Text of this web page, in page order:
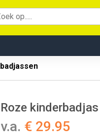
badjassen
Roze
v.a. € 29.95